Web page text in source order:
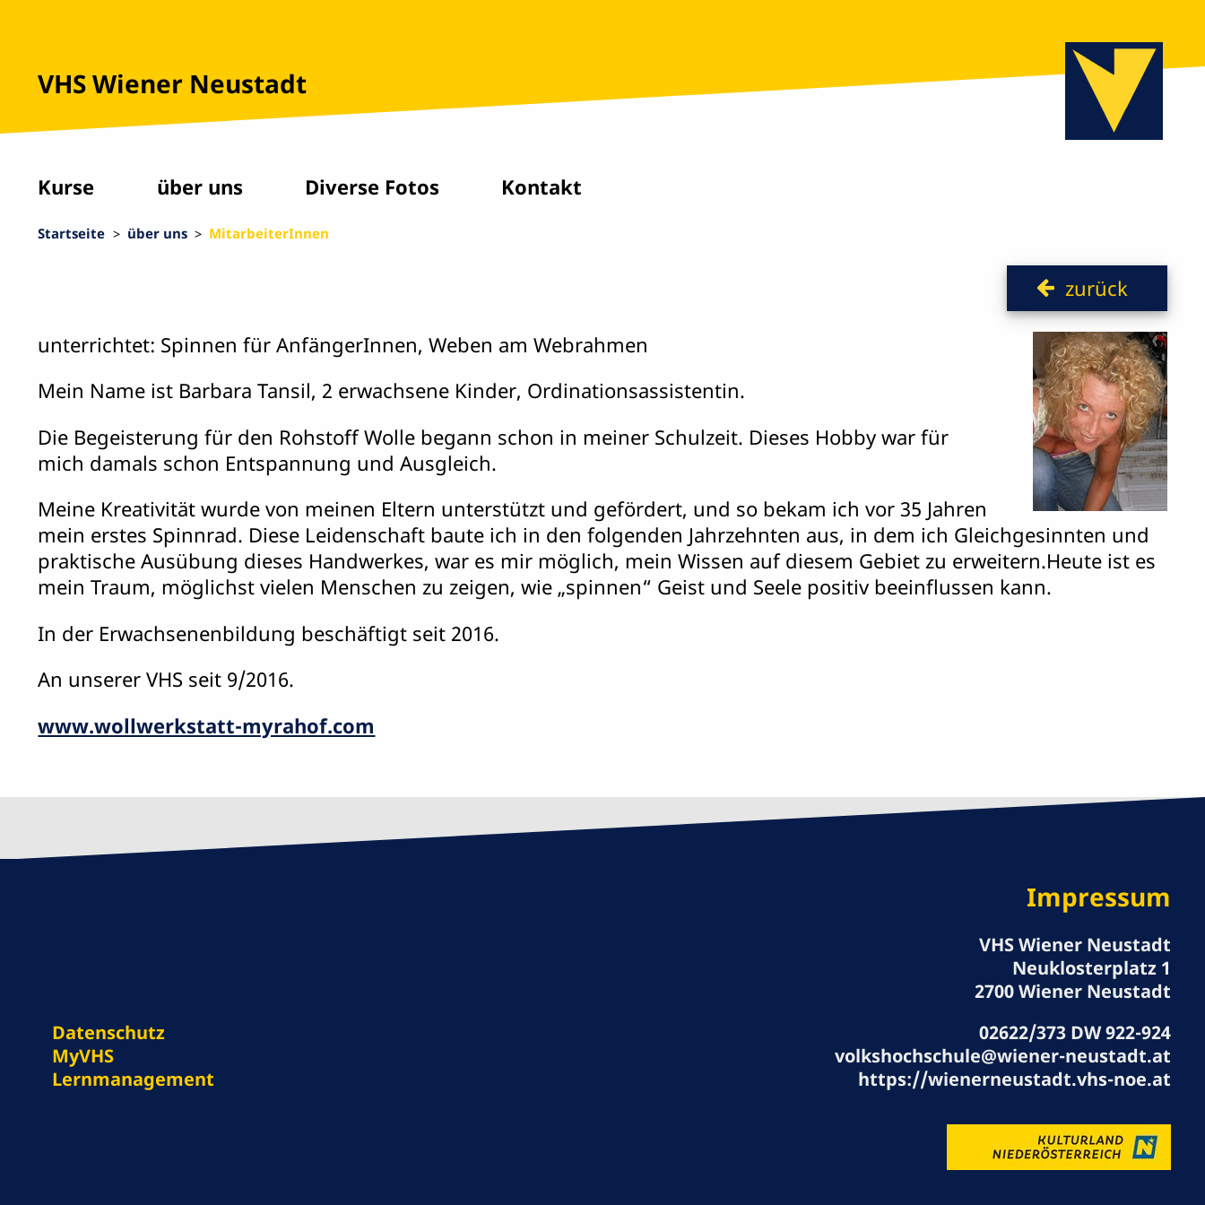
VHS Wiener Neustadt
Kurse über uns Diverse Fotos Kontakt
Startseite über uns MitarbeiterInnen
zurück
unterrichtet: Spinnen für AnfängerInnen, Weben am Webrahmen
Mein Name ist Barbara Tansil, 2 erwachsene Kinder, Ordinationsassistentin.
Die Begeisterung für den Rohstoff Wolle begann schon in meiner Schulzeit. Dieses Hobby war für
mich damals schon Entspannung und Ausgleich.
Meine Kreativität wurde von meinen Eltern unterstützt und gefördert, und so bekam ich vor 35 Jahren
mein erstes Spinnrad. Diese Leidenschaft baute ich in den folgenden Jahrzehnten aus, in dem ich Gleichgesinnten und
praktische Ausübung dieses Handwerkes, war es mir möglich, mein Wissen auf diesem Gebiet zu erweitern.Heute ist es
mein Traum, möglichst vielen Menschen zu zeigen, wie „spinnen“ Geist und Seele positiv beeinflussen kann.
In der Erwachsenenbildung beschäftigt seit 2016.
An unserer VHS seit 9/2016.
www.wollwerkstatt-myrahof.com
Datenschutz
MyVHS
Lernmanagement
Impressum
VHS Wiener Neustadt
Neuklosterplatz 1
2700 Wiener Neustadt
02622/373 DW 922-924
volkshochschule@wiener-neustadt.at
https://wienerneustadt.vhs-noe.at